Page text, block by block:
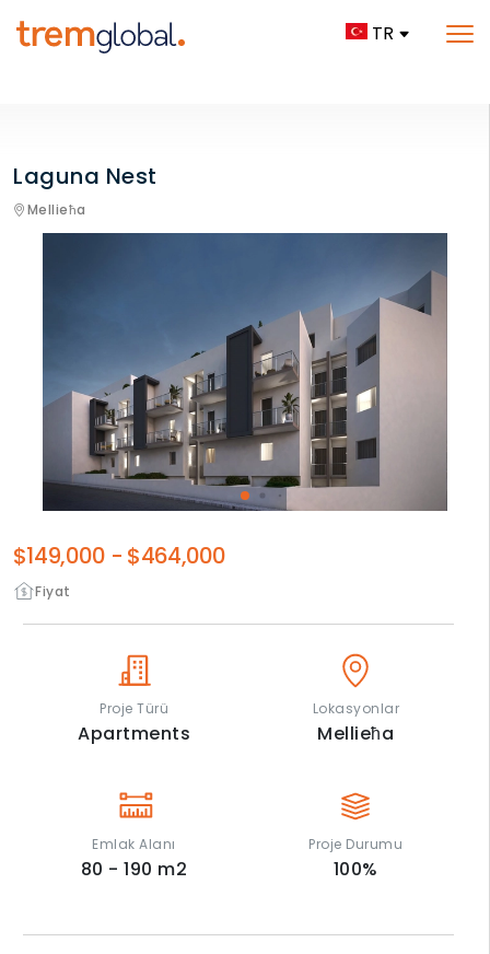
TR
Laguna Nest
Mellieħa
Fiyat
$149,000 - $464,000
Proje Türü
Apartments
Lokasyonlar
Mellieħa
Emlak Alanı
80 - 190 m2
Proje Durumu
100%